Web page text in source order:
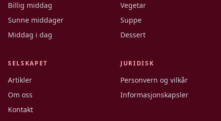
Billig middag
Sunne middager
Middag i dag
Vegetar
Suppe
Dessert
SELSKAPET
Artikler
Om oss
Kontakt
JURIDISK
Personvern og vilkår
Informasjonskapsler